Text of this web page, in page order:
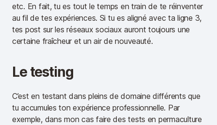
etc. En fait, tu es tout le temps en train de te réinventer
au fil de tes expériences. Si tu es aligné avec ta ligne 3,
tes post sur les réseaux sociaux auront toujours une
certaine fraîcheur et un air de nouveauté.
Le testing
C’est en testant dans pleins de domaine différents que
tu accumules ton expérience professionnelle. Par
exemple, dans mon cas faire des tests en permaculture